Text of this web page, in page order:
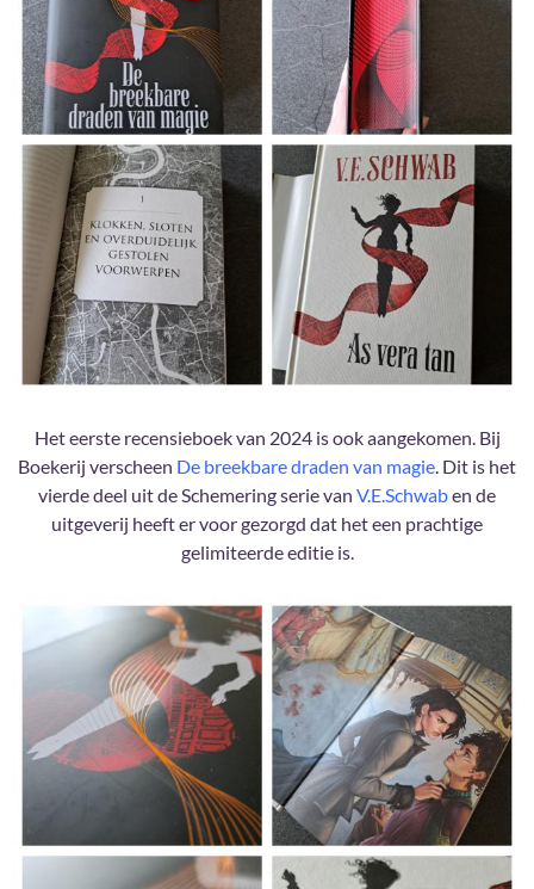
Het eerste recensieboek van 2024 is ook aangekomen. Bij
Boekerij verscheen De breekbare draden van magie. Dit is het
vierde deel uit de Schemering serie van V.E.Schwaben de
uitgeverij heeft er voor gezorgd dat het een prachtige
gelimiteerde editie is.